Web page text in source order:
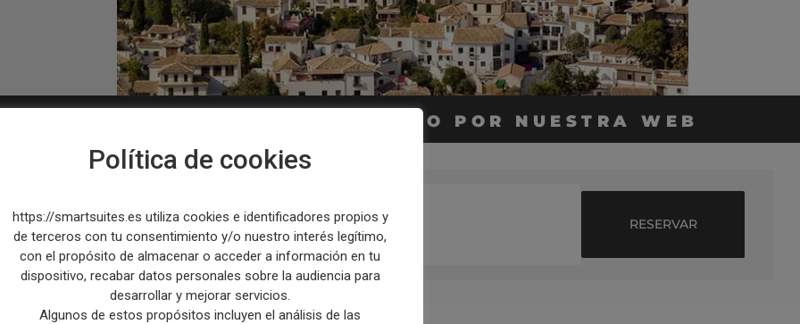
OFERTAS RESERVANDO POR NUESTRA WEB
RESERVAR
Política de cookies
https://smartsuites.es utiliza cookies e identificadores propios y
de terceros con tu consentimiento y/o nuestro interés legítimo,
con el propósito de almacenar o acceder a información en tu
dispositivo, recabar datos personales sobre la audiencia para
desarrollar y mejorar servicios.
Algunos de estos propósitos incluyen el análisis de las